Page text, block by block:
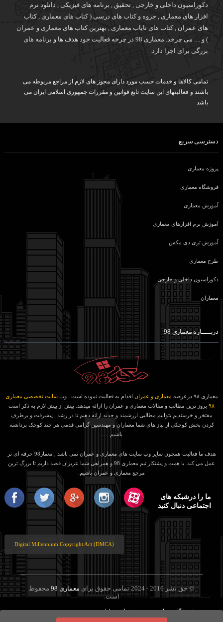
دکوراسیون داخلی و خارجی , تحقیق , برنامه های فیزیکی , دانلود نرم
افزار های معماری , جزوه و کتاب های درسی ( کتاب های معماری , کتاب
های عمران , کتاب های نایاب معماری , بهترین کتاب های معماری و عمران
) و .... می چرخد. معماری 98 در چرخه فعالیت خود هدف ها و برنامه های
بزرگی برای اجرا دارد.
تمامی کالاها و خدمات حسب مورد دارای مجوز های لازم از مراجع مربوطه می
باشند و فعالیتهای این سایت تابع قوانین و مقررات جمهوری اسلامی ایران می
باشد
دسترسی سریع
پروژه معماری
فروشگاه معماری
آموزش معماری
آموزش نرم افزارهای معماری
آموزش تری دی مکس
طرح معماری
دکوراسیون داخلی و خارجی
معماران
دربـــــاره معماری 98
معماری ۹۸ درعرصه معماری و عمران اقدام به فعالیت نموده است . وبسایت تخصصی معماری
۹۸ بروز ترین مطالب و مقالات معماری و عمران را ارائه میدهد. پیش از پیش لازم به ذکر است
مفتخر و خرسندیم بتوانیم مطالبی ارزشمند و جدید ارائه دهیم تا در رشد , پیشرفت و برطرف
کردن بخش کوچکی از نیاز های شما معماران و مهندسین گرامی قدمی هر چند کوچک برداشته
باشیم. ....
هدف ما فعالیت همچون سایر وب سایت های معماری و عمران نمی باشد , معمار98 حرفه ای تر
عمل می کند. با همت و پشتکار تیم معماری 98 و همراهی شما عزیزان قصد داریم تا بزرگ ترین
مرجع معماری و عمران باشیم.
ما را درشبکه های
اجتماعی دنبال کنید
Digital Millennium Copyright Act (DMCA)
© حق نشر 2016 - 2024 تمامی حقوق برای معماری 98
محفوظ
است.
فروشگاه معماری
پرسش های متداول
شرایط و قوانین